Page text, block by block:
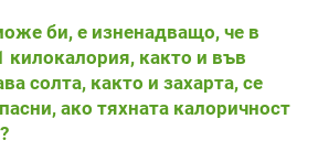
би, е изненадващо, че в
килокалория, както и във
солта, както и захарта, се
ако тяхната калоричност